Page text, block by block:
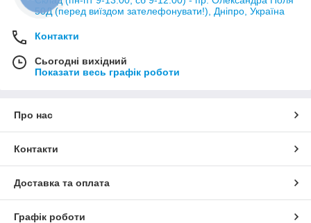
орієнтуйтеся на біологію конкретного виду гризуна та
Додаткові орієнтири
Залежно від завдання можуть знадобитися «товари для
хом'яків», «товари для морських свинок» або «аксесуари для
особливості утримання.
50Д (перед виїздом зателефонувати!), Дніпро, Україна
Контакти
Сьогодні вихідний
Показати весь графік роботи
Про нас
Контакти
Доставка та оплата
Графік роботи